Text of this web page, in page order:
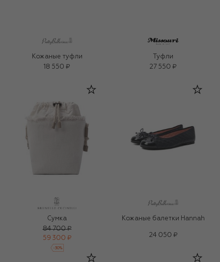
Кожаные туфли
18 550 ₽
Туфли
27 550 ₽
Сумка
84 700 ₽
59 300 ₽
-30%
Кожаные балетки Hannah
24 050 ₽